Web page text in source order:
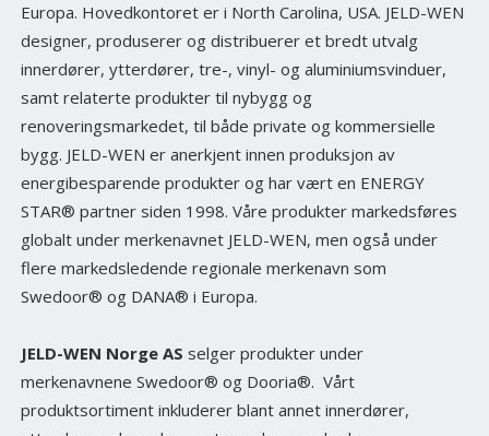
Europa. Hovedkontoret er i North Carolina, USA. JELD-WEN
designer, produserer og distribuerer et bredt utvalg
innerdører, ytterdører, tre-, vinyl- og aluminiumsvinduer,
samt relaterte produkter til nybygg og
renoveringsmarkedet, til både private og kommersielle
bygg. JELD-WEN er anerkjent innen produksjon av
energibesparende produkter og har vært en ENERGY
STAR® partner siden 1998. Våre produkter markedsføres
globalt under merkenavnet JELD-WEN, men også under
flere markedsledende regionale merkenavn som
Swedoor® og DANA® i Europa.
JELD-WEN Norge AS selger produkter under
merkenavnene Swedoor® og Dooria®. Vårt
produktsortiment inkluderer blant annet innerdører,